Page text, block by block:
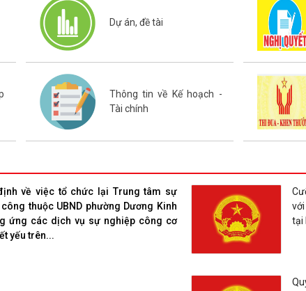
Dự án, đề tài
Thông tin về Kế hoạch -
Tài chính
về việc tổ chức lại Trung tâm sự
thuộc UBND phường Dương Kinh
ứng các dịch vụ sự nghiệp công cơ
yếu trên...
tại